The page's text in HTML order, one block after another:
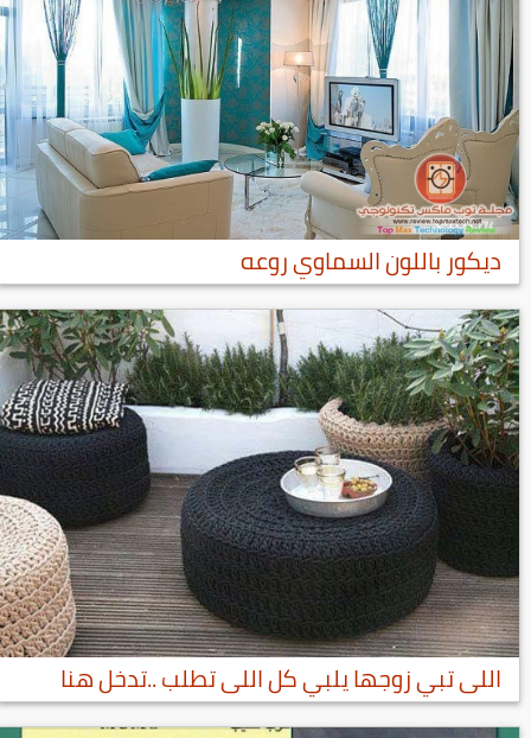
ديكور باللون السماوي روعه
اللى تبي زوجها يلبي كل اللى تطلب ..تدخل هنا